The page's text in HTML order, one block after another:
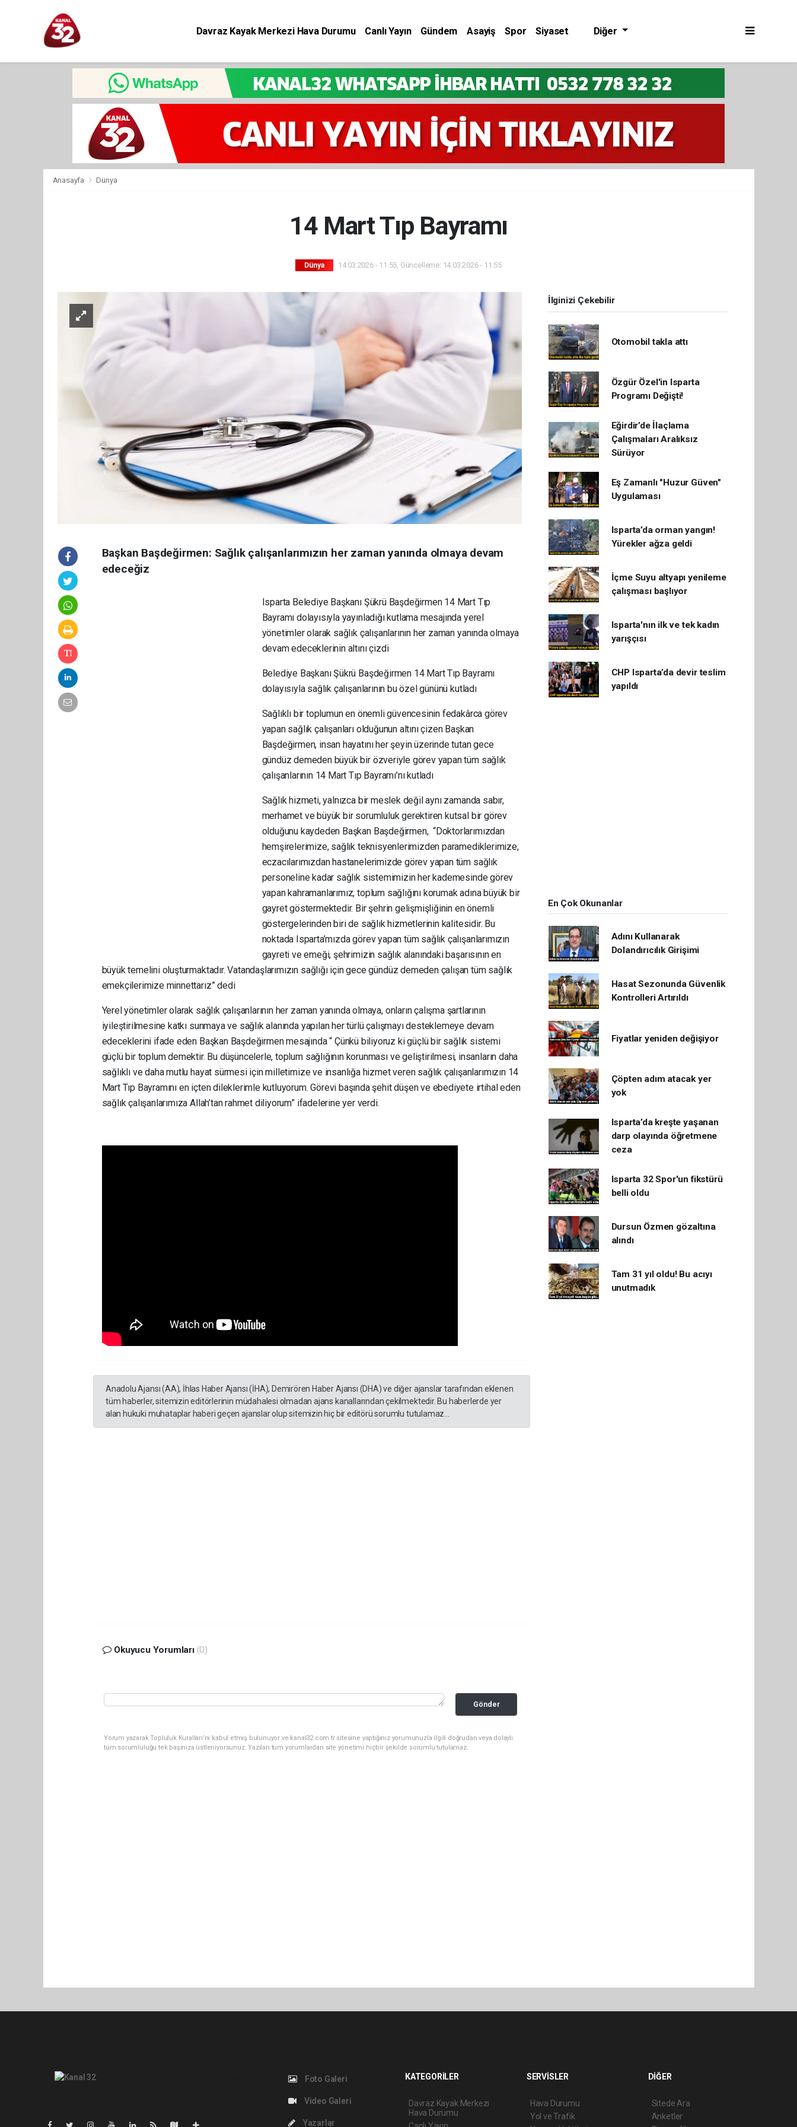
Davraz Kayak Merkezi Hava Durumu Canlı Yayın Gündem Asayiş Spor
Siyaset
Diğer
Anasayfa Dünya
14 Mart Tıp Bayramı
Dünya 14.03.2026 - 11:55, Güncelleme: 14.03.2026 - 11:55
Başkan Başdeğirmen: Sağlık çalışanlarımızın her zaman yanında olmaya devam
edeceğiz
Isparta Belediye Başkanı Şükrü Başdeğirmen 14 Mart Tıp
Bayramı dolayısıyla yayınladığı kutlama mesajında yerel
yönetimler olarak sağlık çalışanlarının her zaman yanında olmaya
devam edeceklerinin altını çizdi
Belediye Başkanı Şükrü Başdeğirmen 14 Mart Tıp Bayramı
dolayısıyla sağlık çalışanlarının bu özel gününü kutladı
Sağlıklı bir toplumun en önemli güvencesinin fedakârca görev
yapan sağlık çalışanları olduğunun altını çizen Başkan
Başdeğirmen, insan hayatını her şeyin üzerinde tutan gece
gündüz demeden büyük bir özveriyle görev yapan tüm sağlık
çalışanlarının 14 Mart Tıp Bayramı’nı kutladı
Sağlık hizmeti, yalnızca bir meslek değil aynı zamanda sabır,
merhamet ve büyük bir sorumluluk gerektiren kutsal bir görev
olduğunu kaydeden Başkan Başdeğirmen, “Doktorlarımızdan
hemşirelerimize, sağlık teknisyenlerimizden paramediklerimize,
eczacılarımızdan hastanelerimizde görev yapan tüm sağlık
personeline kadar sağlık sistemimizin her kademesinde görev
yapan kahramanlarımız, toplum sağlığını korumak adına büyük bir
gayret göstermektedir. Bir şehrin gelişmişliğinin en önemli
göstergelerinden biri de sağlık hizmetlerinin kalitesidir. Bu
noktada Isparta’mızda görev yapan tüm sağlık çalışanlarımızın
gayreti ve emeği, şehrimizin sağlık alanındaki başarısının en
büyük temelini oluşturmaktadır. Vatandaşlarımızın sağlığı için gece gündüz demeden çalışan tüm sağlık
emekçilerimize minnettarız” dedi
Yerel yönetimler olarak sağlık çalışanlarının her zaman yanında olmaya, onların çalışma şartlarının
iyileştirilmesine katkı sunmaya ve sağlık alanında yapılan her türlü çalışmayı desteklemeye devam
edeceklerini ifade eden Başkan Başdeğirmen mesajında “ Çünkü biliyoruz ki güçlü bir sağlık sistemi
güçlü bir toplum demektir. Bu düşüncelerle, toplum sağlığının korunması ve geliştirilmesi, insanların daha
sağlıklı ve daha mutlu hayat sürmesi için milletimize ve insanlığa hizmet veren sağlık çalışanlarımızın 14
Mart Tıp Bayramını en içten dileklerimle kutluyorum. Görevi başında şehit düşen ve ebediyete irtihal eden
sağlık çalışanlarımıza Allah’tan rahmet diliyorum” ifadelerine yer verdi.
Anadolu Ajansı (AA), İhlas Haber Ajansı (İHA), Demirören Haber Ajansı (DHA) ve diğer ajanslar tarafından eklenen
tüm haberler, sitemizin editörlerinin müdahalesi olmadan ajans kanallarından çekilmektedir. Bu haberlerde yer
alan hukuki muhataplar haberi geçen ajanslar olup sitemizin hiç bir editörü sorumlu tutulamaz...
Okuyucu Yorumları (0)
Gönder
Yorum yazarak Topluluk Kuralları’nı kabul etmiş bulunuyor ve kanal32.com.tr sitesine yaptığınız yorumunuzla ilgili doğrudan veya dolaylı
tüm sorumluluğu tek başınıza üstleniyorsunuz. Yazılan tüm yorumlardan site yönetimi hiçbir şekilde sorumlu tutulamaz.
İlginizi Çekebilir
Otomobil takla attı
Özgür Özel'in Isparta
Programı Değişti!
Eğirdir’de İlaçlama
Çalışmaları Aralıksız
Sürüyor
Eş Zamanlı "Huzur Güven"
Uygulaması
Isparta’da orman yangın!
Yürekler ağza geldi
İçme Suyu altyapı yenileme
çalışması başlıyor
Isparta'nın ilk ve tek kadın
yarışçısı
CHP Isparta’da devir teslim
yapıldı
En Çok Okunanlar
Adını Kullanarak
Dolandırıcılık Girişimi
Hasat Sezonunda Güvenlik
Kontrolleri Artırıldı
Fiyatlar yeniden değişiyor
Çöpten adım atacak yer
yok
Isparta’da kreşte yaşanan
darp olayında öğretmene
ceza
Isparta 32 Spor'un fikstürü
belli oldu
Dursun Özmen gözaltına
alındı
Tam 31 yıl oldu! Bu acıyı
unutmadık
Foto Galeri
Video Galeri
Yazarlar
KATEGORİLER
Davraz Kayak Merkezi
Hava Durumu
SERVİSLER
Hava Durumu
Yol ve Trafik
DİĞER
Sitede Ara
Anketler